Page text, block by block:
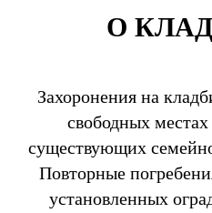
О
Захоронения на
свободных
существующих
Повторные
установленных